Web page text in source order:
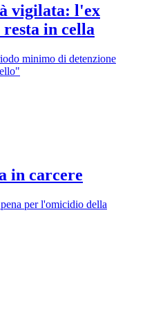
vigilata: l'ex
in cella
minimo di detenzione
in carcere
per l'omicidio della